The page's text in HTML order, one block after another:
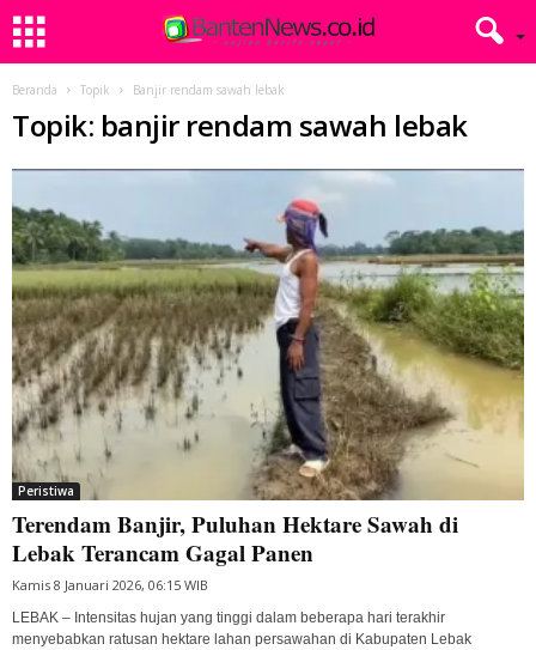
Beranda Topik Banjir rendam sawah lebak
Topik: banjir rendam sawah lebak
Peristiwa
Terendam Banjir, Puluhan Hektare Sawah di
Lebak Terancam Gagal Panen
Kamis 8 Januari 2026, 06:15 WIB
LEBAK – Intensitas hujan yang tinggi dalam beberapa hari terakhir
menyebabkan ratusan hektare lahan persawahan di Kabupaten Lebak